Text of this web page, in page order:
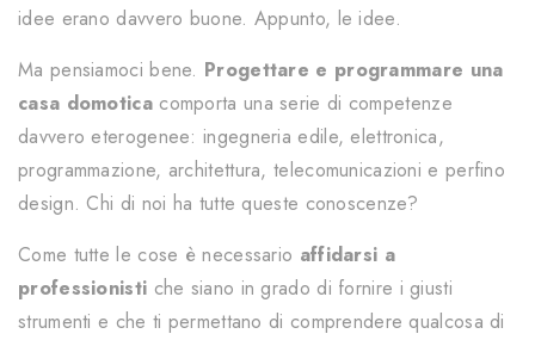
idee erano davvero buone. Appunto, le idee.
Ma pensiamoci bene. Progettare e programmare una
casa domoticacomporta una serie di competenze
davvero eterogenee: ingegneria edile, elettronica,
programmazione, architettura, telecomunicazioni e perfino
design. Chi di noi ha tutte queste conoscenze?
Come tutte le cose è necessario affidarsi a
professionisti che siano in grado di fornire i giusti
strumenti e che ti permettano di comprendere qualcosa di